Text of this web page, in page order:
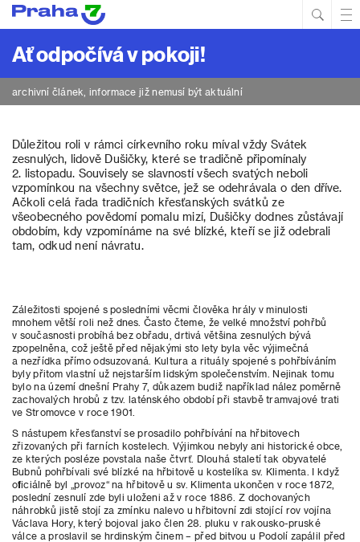
Ať odpočívá v pokoji!
archivní článek, informace již nemusí být aktuální
Důležitou roli v rámci církevního roku míval vždy Svátek
zesnulých, lidově Dušičky, které se tradičně připomínaly
2. listopadu. Souvisely se slavností všech svatých neboli
vzpomínkou na všechny světce, jež se odehrávala o den dříve.
Ačkoli celá řada tradičních křesťanských svátků ze
všeobecného povědomí pomalu mizí, Dušičky dodnes zůstávají
obdobím, kdy vzpomínáme na své blízké, kteří se již odebrali
tam, odkud není návratu.
Záležitosti spojené s posledními věcmi člověka hrály v minulosti
mnohem větší roli než dnes. Často čteme, že velké množství pohřbů
v současnosti probíhá bez obřadu, drtivá většina zesnulých bývá
zpopelněna, což ještě před nějakými sto lety byla věc výjimečná
a nezřídka přímo odsuzovaná. Kultura a rituály spojené s pohřbíváním
byly přitom vlastní už nejstarším lidským společenstvím. Nejinak tomu
bylo na území dnešní Prahy 7, důkazem budiž například nález poměrně
zachovalých hrobů z tzv. laténského období při stavbě tramvajové trati
ve Stromovce v roce 1901.
S nástupem křesťanství se prosadilo pohřbívání na hřbitovech
zřizovaných při farních kostelech. Výjimkou nebyly ani historické obce,
ze kterých posléze povstala naše čtvrť. Dlouhá staletí tak obyvatelé
Bubnů pohřbívali své blízké na hřbitově u kostelíka sv. Klimenta. I když
oficiálně byl „provoz“ na hřbitově u sv. Klimenta ukončen v roce 1872,
poslední zesnulí zde byli uloženi až v roce 1886. Z dochovaných
náhrobků jistě stojí za zmínku nalevo u hřbitovní zdi stojící rov vojína
Václava Hory, který bojoval jako člen 28. pluku v rakousko-pruské
válce a proslavil se hrdinským činem – před bitvou u Podolí zapálil před